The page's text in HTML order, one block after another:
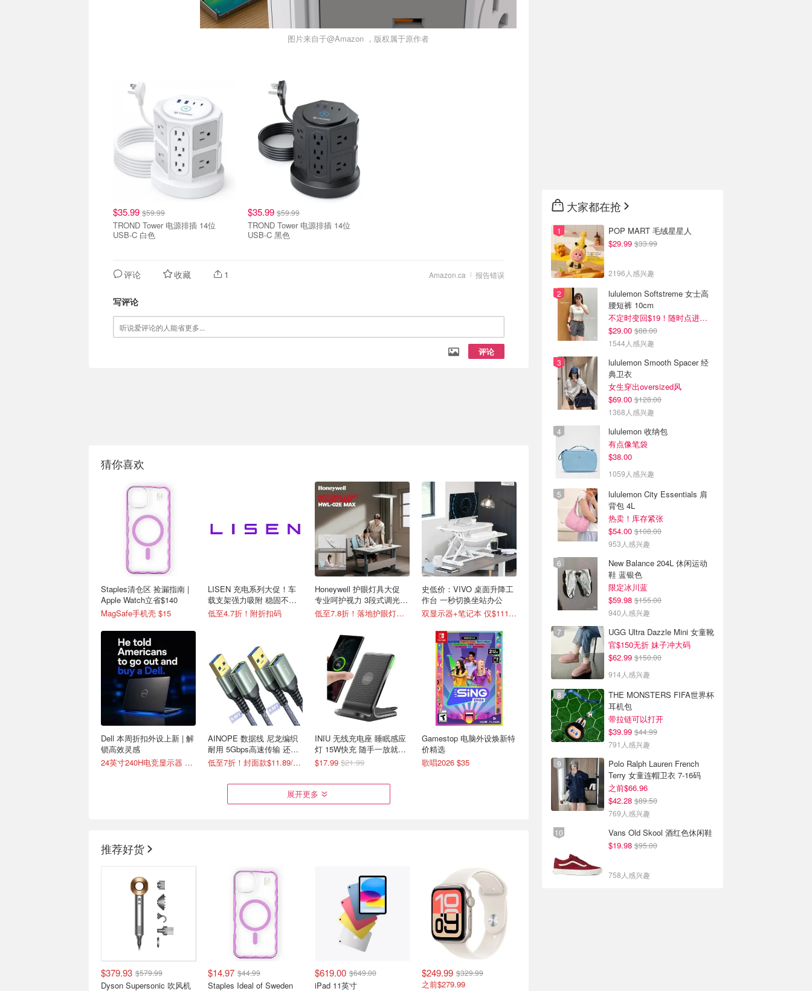
图片来自于@Amazon ，版权属于原作者
$35.99 $59.99
TROND Tower 电源排插 14位
USB-C 白色
$35.99$59.99
TROND Tower 电源排插 14位
USB-C 黑色
报告错误
Amazon.ca
评论 收藏 1
写评论
评论
猜你喜欢
Staples清仓区 捡漏指南 |
Apple Watch立省$140
MagSafe手机壳 $15
Dell 本周折扣外设上新 | 解
锁高效灵感
24英寸240H电竞显示器 $160
LISEN 充电系列大促！车
载支架强力吸附 稳固不掉
落
低至4.7折！附折扣码
AINOPE 数据线 尼龙编织
耐用 5Gbps高速传输 还有
加长款可选
低至7折！封面款$11.89/2条
Honeywell 护眼灯具大促
专业呵护视力 3段式调光台
灯减$25
低至7.8折！落地护眼灯仅$79
INIU 无线充电座 睡眠感应
灯 15W快充 随手一放就能
充
$17.99 $21.99
史低价：VIVO 桌面升降工
作台 一秒切换坐站办公
双显示器+笔记本 仅$111.99
Gamestop 电脑外设焕新特
价精选
歌唱2026 $35
Nintendo 盛夏外设上新速
德军总部2：新巨像 $8
Apple 2026 返校季优惠开
启 开学装备省大钱
史低价：Blink 户外摄像头
和拓展器 离路由器更远也
能稳定连接
可升降+可倾斜带轮笔记本
电脑桌 双桌面独立调节
$57.99$115.99
展开更多
推荐好货
$379.93 $579.99
Dyson Supersonic 吹风机
$14.97 $44.99
Staples Ideal of Sweden
$619.00 $649.00
iPad 11英寸
$249.99 $329.99
之前$279.99
大家都在抢
POP MART 毛绒星星人
$29.99 $33.99
2196人感兴趣
lululemon Softstreme 女士高
腰短裤 10cm
不定时变回$19！随时点进来看
$29.00 $88.00
1544人感兴趣
lululemon Smooth Spacer 经
典卫衣
女生穿出oversized风
$69.00 $128.00
1368人感兴趣
lululemon 收纳包
有点像笔袋
$38.00
1059人感兴趣
lululemon City Essentials 肩
背包 4L
热卖！库存紧张
$54.00 $108.00
953人感兴趣
New Balance 204L 休闲运动
鞋 蓝银色
限定冰川蓝
$59.98 $155.00
940人感兴趣
UGG Ultra Dazzle Mini 女童靴
官$150无折 妹子冲大码
$62.99 $150.00
914人感兴趣
THE MONSTERS FIFA世界杯
耳机包
带拉链可以打开
$39.99 $44.99
791人感兴趣
Polo Ralph Lauren French
Terry 女童连帽卫衣 7-16码
之前$66.96
$42.28 $89.50
769人感兴趣
Vans Old Skool 酒红色休闲鞋
$19.98 $95.00
758人感兴趣